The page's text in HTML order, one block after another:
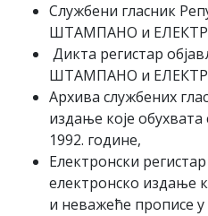
Службени гласник
ШТАМПАНО и
Дикта регистар
ШТАМПАНО и
Архива службених
издање које
1992. године,
Електронски
електронско издање
и неважеће прописе у